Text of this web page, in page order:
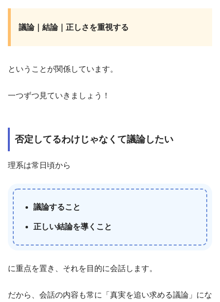
議論｜結論｜正しさを重視する
ということが関係しています。
一つずつ見ていきましょう！
否定してるわけじゃなくて議論したい
理系は常日頃から
議論すること
正しい結論を導くこと
に重点を置き、それを目的に会話します。
だから、会話の内容も常に「真実を追い求める議論」にな